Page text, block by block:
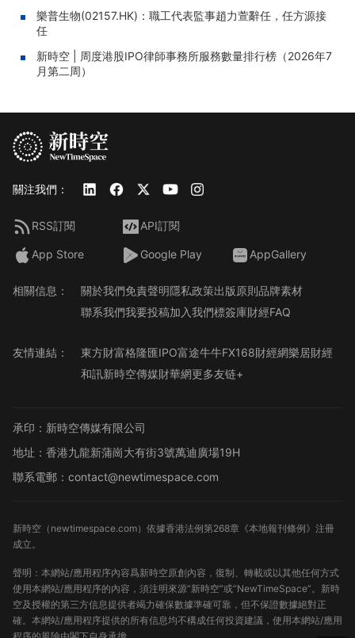
樂普生物(02157.HK)：職工代表監事趙力萱辭任，任方源接
任
新時空 | 周度港股IPO律師事務所服務數量排行榜（2026年7
月第二周）
關注我們：
RSS訂閱 API訂閱
App Store Google Play AppGallery
相關信息： 關於我們免責聲明隱私政策出版原則品牌素材
聯系我們我要投稿加入我們標簽庫財經FAQ
友情連結： 東方財富格隆匯IPO富途牛牛FX168財經網樂居財經
和訊新時空傳媒財華網更多友链+
承印：新時空傳媒有限公司
地址：香港九龍新蒲崗大有街3號萬迪廣場19H
聯系電郵：contact@newtimespace.com
新時空（ newtimespace.com）依據香港法例第268章《本地報刊條例》注冊
成立。
聲明：本網站/應用程序內容爲新時空原創內容，復制、轉載或以其他任何方式
使用本網站/應用程序的內容，須注明來源“新時空”或“NewTimeSpace”。新時
空及授權的第三方信息提供者竭力確保數據準確可靠，但不保證數據絕對正
確。本網站/應用程序提供的所有信息均不構成任何投資建議，使用本網站/應用